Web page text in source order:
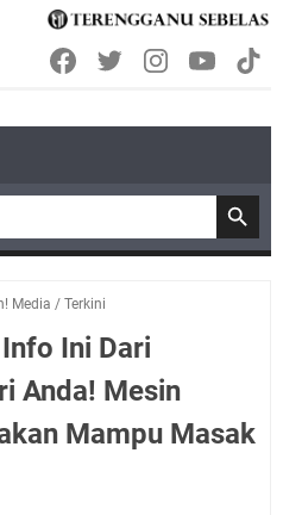
Media / Terkini
Ini Dari
Anda! Mesin
Mampu Masak